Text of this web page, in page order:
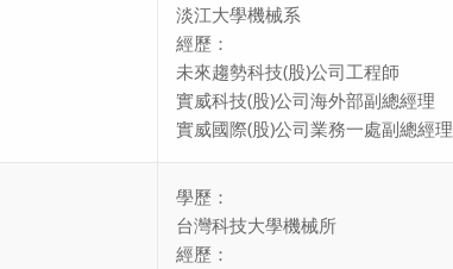
淡江大學機械系
經歷：
未來趨勢科技(股)公司工程師
實威科技(股)公司海外部副總經理
實威國際(股)公司業務一處副總經理
學歷：
台灣科技大學機械所
經歷：